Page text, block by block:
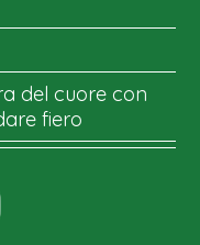
del cuore con
fiero